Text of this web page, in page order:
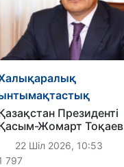
Президенті
Жомарт Тоқаев
Өзбекстанға жаңа елші
тағайындады
22 Шіл 2026, 10:53
797